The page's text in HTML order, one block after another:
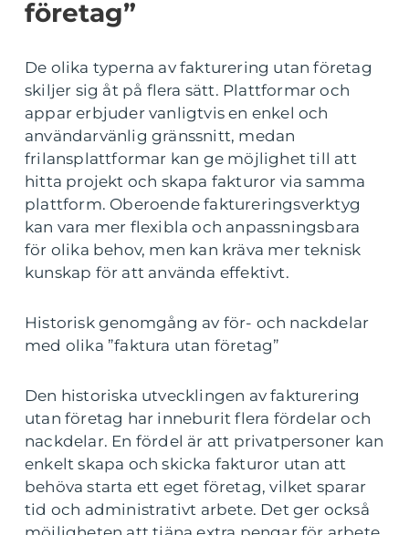
företag”
De olika typerna av fakturering utan företag
skiljer sig åt på flera sätt. Plattformar och
appar erbjuder vanligtvis en enkel och
användarvänlig gränssnitt, medan
frilansplattformar kan ge möjlighet till att
hitta projekt och skapa fakturor via samma
plattform. Oberoende faktureringsverktyg
kan vara mer flexibla och anpassningsbara
för olika behov, men kan kräva mer teknisk
kunskap för att använda effektivt.
Historisk genomgång av för- och nackdelar
med olika ”faktura utan företag”
Den historiska utvecklingen av fakturering
utan företag har inneburit flera fördelar och
nackdelar. En fördel är att privatpersoner kan
enkelt skapa och skicka fakturor utan att
behöva starta ett eget företag, vilket sparar
tid och administrativt arbete. Det ger också